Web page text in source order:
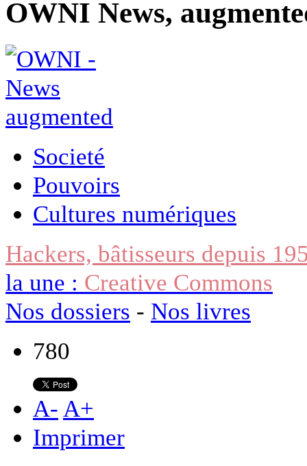
OWNI News,
Societé
Pouvoirs
Cultures numériques
Hackers, bâtisseurs depuis
la une : Creative Commons
Nos dossiers - Nos livres
780
A- A+
Imprimer